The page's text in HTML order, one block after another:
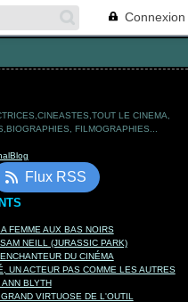
Connexion
LE CINEMA,
FILMOGRAPHIES...
Flux RSS
FEMME AUX BAS NOIRS
NEILL (JURASSIC PARK)
DU CINÉMA
UN ACTEUR PAS COMME LES AUTRES
BLYTH
VIRTUOSE DE L'OUTIL